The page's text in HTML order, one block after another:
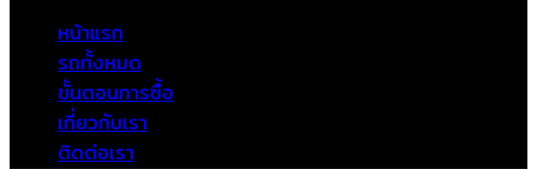
หน้าแรก
รถทั้งหมด
ขั้นตอนการซื้อ
เกี่ยวกับเรา
ติดต่อเรา